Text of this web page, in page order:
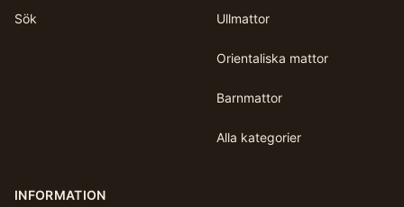
Sök Ullmattor
Orientaliska mattor
Barnmattor
Alla kategorier
INFORMATION